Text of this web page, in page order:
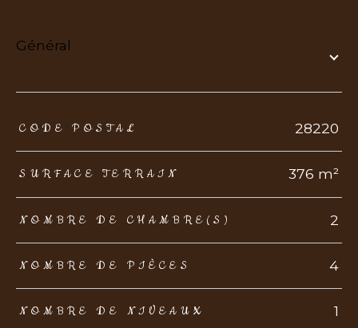
général
TRAD_ZEPHYR_Caracteristique TRAD_ZEPHYR_Valeurs
CODE POSTAL 28220
SURFACE TERRAIN 376 m²
NOMBRE DE CHAMBRE(S) 2
NOMBRE DE PIÈCES 4
NOMBRE DE NIVEAUX 1